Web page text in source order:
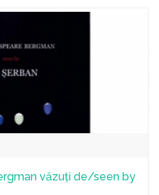
văzuți de/seen by